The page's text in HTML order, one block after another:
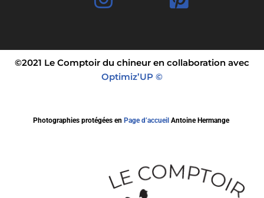
©2021 Le Comptoir du chineur en collaboration avec
Optimiz’UP ©
Photographies protégées en Page d’accueil Antoine Hermange